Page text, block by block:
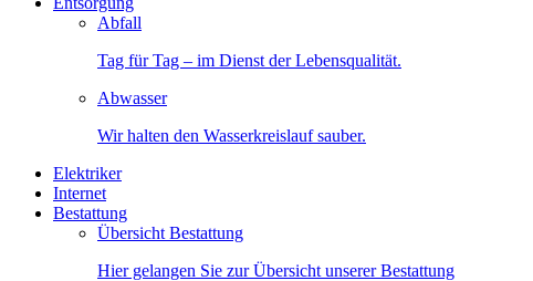
Abfall
Tag für Tag – im Dienst der Lebensqualität.
Abwasser
Wir halten den Wasserkreislauf sauber.
Elektriker
Internet
Bestattung
Übersicht Bestattung
Hier gelangen Sie zur Übersicht unserer Bestattung